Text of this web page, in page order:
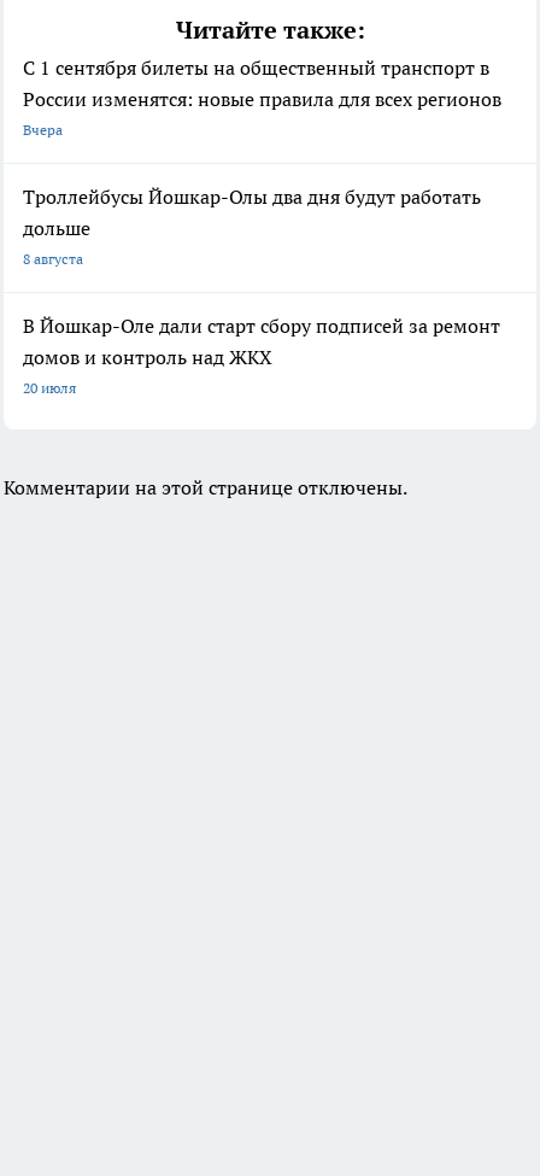
Читайте также:
С 1 сентября билеты на общественный транспорт в
России изменятся: новые правила для всех регионов
Вчера
Троллейбусы Йошкар-Олы два дня будут работать
дольше
8 августа
В Йошкар-Оле дали старт сбору подписей за ремонт
домов и контроль над ЖКХ
20 июля
Комментарии на этой странице отключены.